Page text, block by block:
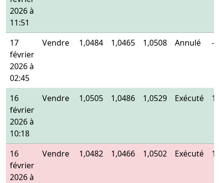
2026 à
11:51
17
février
2026 à
02:45
Vendre 1,0484 1,0465 1,0508 Annulé -
16
février
2026 à
10:18
Vendre 1,0505 1,0486 1,0529 Exécuté
16
février
2026 à
Vendre 1,0482 1,0466 1,0502 Exécuté